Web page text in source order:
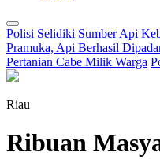
Polisi Selidiki Sumber Api
Pramuka, Api Berhasil
Pertanian Cabe Milik Warga
Riau
Ribuan